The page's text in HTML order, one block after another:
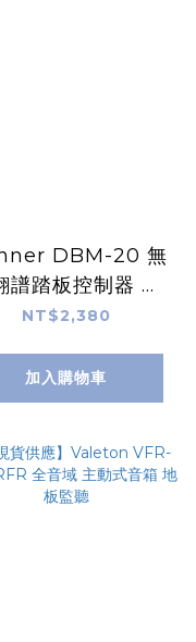
DBM-20 無
譜踏板控制器 適
平板電腦 手機 可
NT$2,380
加入購物車